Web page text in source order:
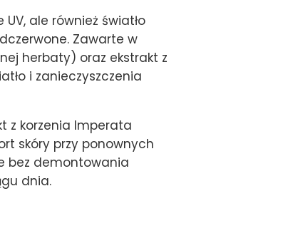
ale również światło
Zawarte w
herbaty) oraz ekstrakt z
i zanieczyszczenia
z korzenia Imperata
skóry przy ponownych
bez demontowania
dnia.